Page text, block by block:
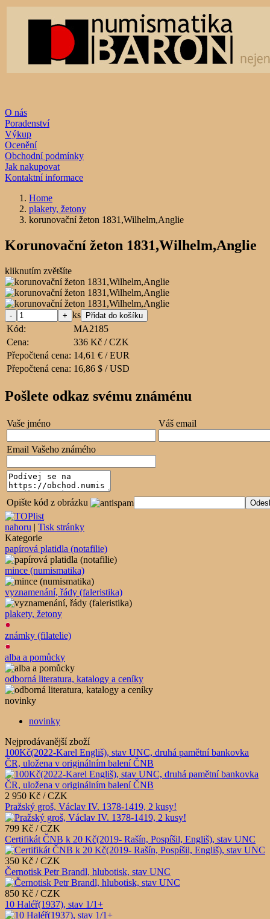
O nás
Poradenství
Výkup
Ocenění
Obchodní podmínky
Jak nakupovat
Kontaktní informace
Home
plakety, žetony
korunovační žeton 1831,Wilhelm,Anglie
Korunovační žeton 1831,Wilhelm,Anglie
kliknutím zvětšíte
ks
Kód:
MA2185
Cena:
336 Kč / CZK
Přepočtená cena: 14,61 € / EUR
Přepočtená cena: 16,86 $ / USD
Pošlete odkaz svému známénu
Vaše jméno Váš email
Email Vašeho známého
Opište kód z obrázku
nahoru | Tisk stránky
Kategorie
papírová platidla (notafilie)
mince (numismatika)
vyznamenání, řády (faleristika)
plakety, žetony
známky (filatelie)
alba a pomůcky
odborná literatura, katalogy a ceníky
novinky
novinky
Nejprodávanější zboží
100Kč(2022-Karel Engliš), stav UNC, druhá pamětní bankovka
ČR, uložena v originálním balení ČNB
2 950 Kč / CZK
Pražský groš, Václav IV. 1378-1419, 2 kusy!
799 Kč / CZK
Certifikát ČNB k 20 Kč(2019- Rašín, Pospíšil, Engliš), stav UNC
350 Kč / CZK
Černotisk Petr Brandl, hlubotisk, stav UNC
850 Kč / CZK
10 Haléř(1937), stav 1/1+